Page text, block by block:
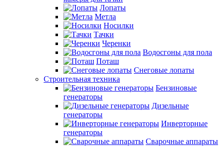
Лопаты
Метла
Носилки
Тачки
Черенки
Водосгоны для пола
Поташ
Снеговые лопаты
Строительная техника
Бензиновые
генераторы
Дизельные
генераторы
Инверторные
генераторы
Сварочные аппараты